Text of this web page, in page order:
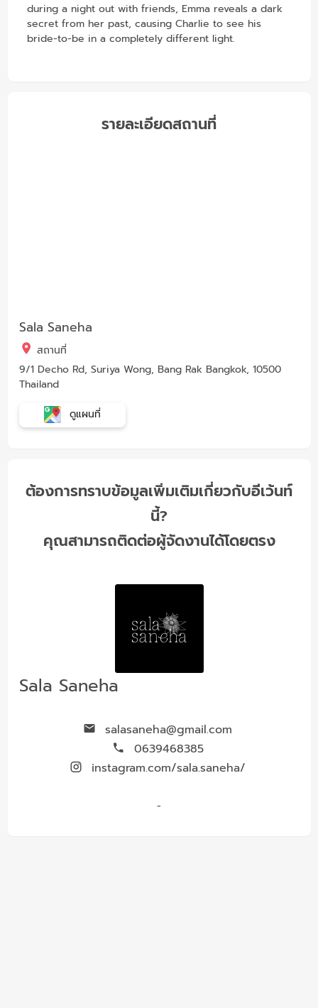
during a night out with friends, Emma reveals a dark
secret from her past, causing Charlie to see his
bride-to-be in a completely different light.
รายละเอียดสถานที่
Sala Saneha
สถานที่
9/1 Decho Rd, Suriya Wong, Bang Rak Bangkok, 10500
Thailand
ดูแผนที่
ต้องการทราบข้อมูลเพิ่มเติมเกี่ยวกับอีเว้นท์
นี้?
คุณสามารถติดต่อผู้จัดงานได้โดยตรง
Sala Saneha
salasaneha@gmail.com
0639468385
instagram.com/sala.saneha/
-